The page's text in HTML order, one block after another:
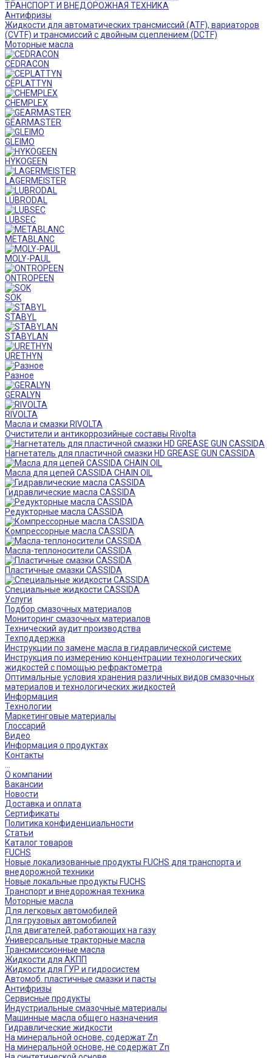
ТРАНСПОРТ И ВНЕДОРОЖНАЯ ТЕХНИКА
Антифризы
Жидкости для автоматических трансмиссий (ATF), вариаторов
(CVTF) и трансмиссий с двойным сцеплением (DCTF)
Моторные масла
CEDRACON
CEPLATTYN
CHEMPLEX
GEARMASTER
GLEIMO
HYKOGEEN
LAGERMEISTER
LUBRODAL
LUBSEC
METABLANC
MOLY-PAUL
ONTROPEEN
SOK
STABYL
STABYLAN
URETHYN
Разное
GERALYN
RIVOLTA
Масла и смазки RIVOLTA
Очистители и антикоррозийные составы Rivolta
Нагнетатель для пластичной смазки HD GREASE GUN CASSIDA
Масла для цепей CASSIDA CHAIN OIL
Гидравлические масла CASSIDA
Редукторные масла CASSIDA
Компрессорные масла CASSIDA
Масла-теплоносители CASSIDA
Пластичные смазки CASSIDA
Специальные жидкости CASSIDA
Услуги
Подбор смазочных материалов
Мониторинг смазочных материалов
Технический аудит производства
Техподдержка
Инструкции по замене масла в гидравлической системе
Инструкция по измерению концентрации технологических
жидкостей с помощью рефрактометра
Оптимальные условия хранения различных видов смазочных
материалов и технологических жидкостей
Информация
Технологии
Маркетинговые материалы
Глоссарий
Видео
Информация о продуктах
Контакты
О компании
Вакансии
Новости
Доставка и оплата
Сертификаты
Политика конфиденциальности
Статьи
Каталог товаров
FUCHS
Новые локализованные продукты FUCHS для транспорта и
внедорожной техники
Новые локальные продукты FUCHS
Транспорт и внедорожная техника
Моторные масла
Для легковых автомобилей
Для грузовых автомобилей
Для двигателей, работающих на газу
Универсальные тракторные масла
Трансмиссионные масла
Жидкости для АКПП
Жидкости для ГУР и гидросистем
Автомоб. пластичные смазки и пасты
Антифризы
Сервисные продукты
Индустриальные смазочные материалы
Машинные масла общего назначения
Гидравлические жидкости
На минеральной основе, содержат Zn
На минеральной основе, не содержат Zn